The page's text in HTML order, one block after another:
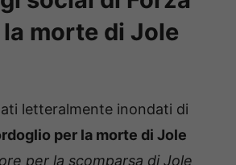
morte di Jole
letteralmente inondati di
per la morte di Jole
per la scomparsa di Jole